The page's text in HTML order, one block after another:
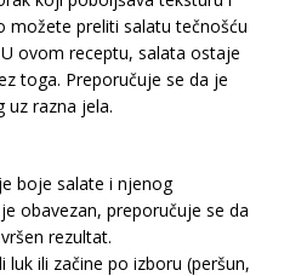
možete preliti salatu tečnošću
ovom receptu, salata ostaje
toga. Preporučuje se da je
uz razna jela.
boje salate i njenog
obavezan, preporučuje se da
rezultat.
ili začine po izboru (peršun,